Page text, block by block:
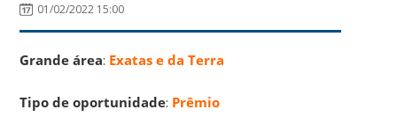
01/02/2022 15:00
Grande área: Exatas e da Terra
Tipo de oportunidade: Prêmio